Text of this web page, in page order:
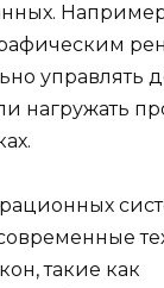
управлять
нагружать
такие как